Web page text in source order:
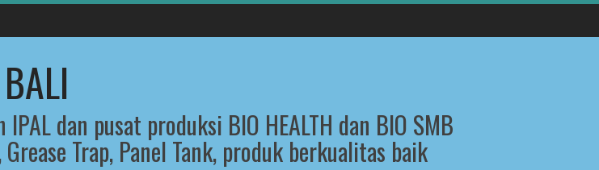
dan pusat produksi BIO HEALTH dan BIO SMB
Trap, Panel Tank, produk berkualitas baik